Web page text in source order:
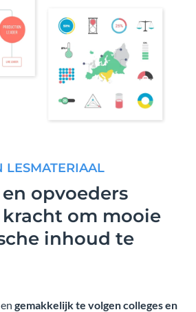
LESMATERIAAL
opvoeders
om mooie
inhoud te
gemakkelijk te volgen colleges en